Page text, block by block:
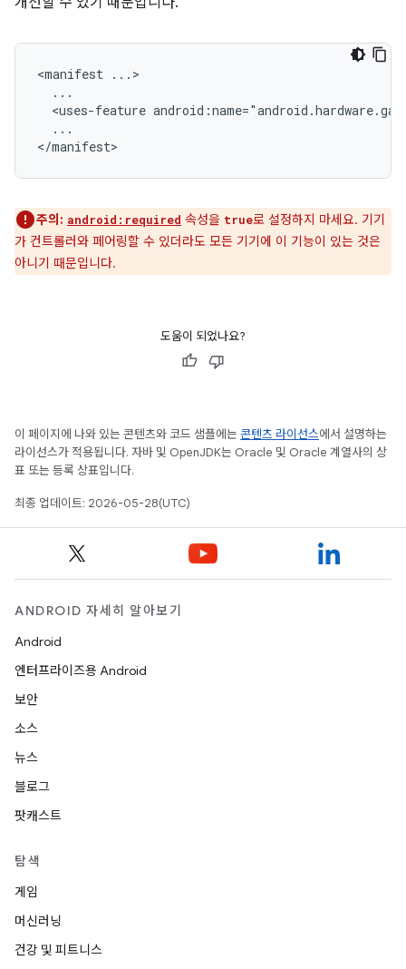
<manifest
<uses-feature
...
주의: android:required 속성을 true로 설정하지 마세요. 기기
가 컨트롤러와 페어링할 수 있더라도 모든 기기에 이 기능이 있는 것은
아니기 때문입니다.
도움이 되었나요?
이 페이지에 나와 있는 콘텐츠와 코드 샘플에는 콘텐츠 라이선스에서 설명하는
라이선스가 적용됩니다. 자바 및 OpenJDK는 Oracle 및 Oracle 계열사의 상
표 또는 등록 상표입니다.
최종 업데이트: 2026-05-28(UTC)
ANDROID 자세히 알아보기
Android
엔터프라이즈용 Android
보안
소스
뉴스
블로그
팟캐스트
탐색
게임
머신러닝
건강 및 피트니스